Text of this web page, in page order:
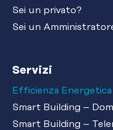
Sei un privato?
Sei un
Servizi
Efficienza Energetica
Smart Building –
Smart Building –